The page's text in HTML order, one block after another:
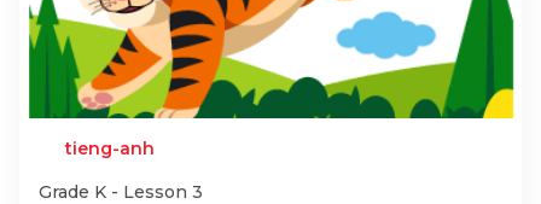
tieng-anh
Grade K - Lesson 3